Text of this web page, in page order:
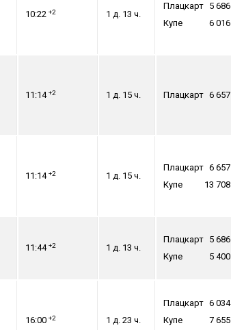
10:22 +2 1 д. 13 ч.
Плацкарт 5 686
Купе
6 016
11:14+2 1 д. 15 ч. Плацкарт 6 657
11:14+2 1 д. 15 ч.
Плацкарт 6 657
Купе
13 708
11:44+2 1 д. 13 ч.
Плацкарт 5 686
Купе
5 400
16:00 +2 1 д. 23 ч.
Плацкарт 6 034
Купе
7 655